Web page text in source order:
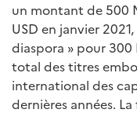
un montant de 500
USD en janvier
diaspora » pour 300
total des titres
international des
dernières années.